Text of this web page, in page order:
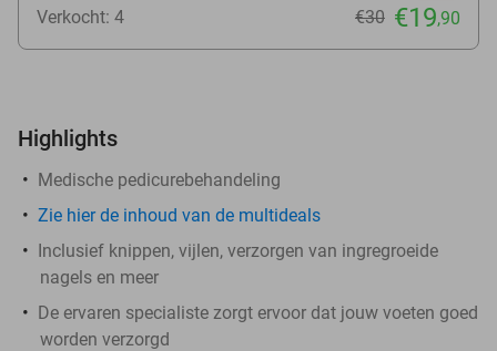
Verkocht: 4
€30 €19,90
Highlights
Medische pedicurebehandeling
Zie hier de inhoud van de multideals
Inclusief knippen, vijlen, verzorgen van ingregroeide
nagels en meer
De ervaren specialiste zorgt ervoor dat jouw voeten goed
worden verzorgd